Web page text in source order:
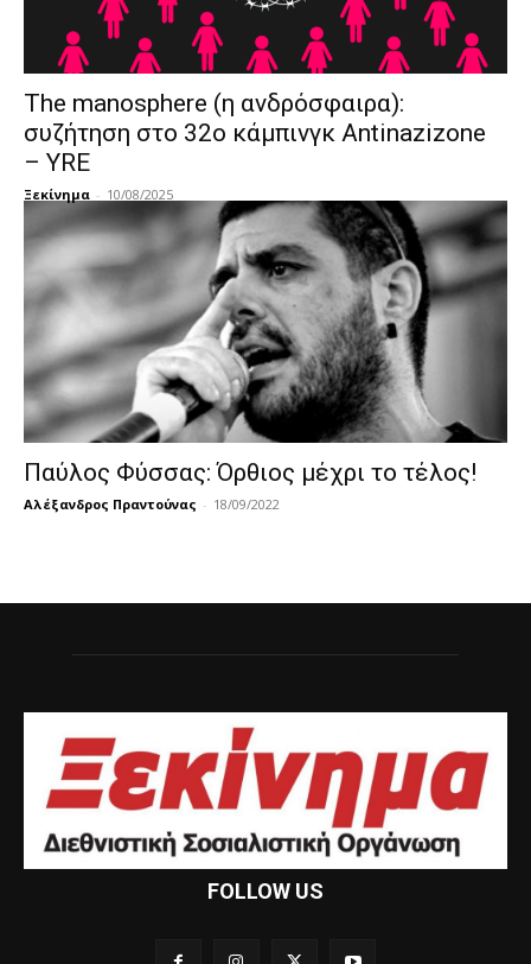
The manosphere (η ανδρόσφαιρα):
συζήτηση στο 32ο κάμπινγκ Antinazizone
– YRE
Ξεκίνημα - 10/08/2025
Παύλος Φύσσας: Όρθιος μέχρι το τέλος!
Αλέξανδρος Πραντούνας - 18/09/2022
FOLLOW US